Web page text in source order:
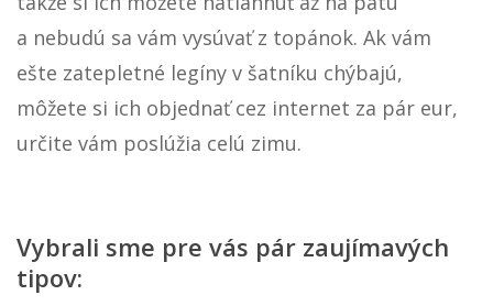
takže si ich môžete natiahnuť až na pätu
a nebudú sa vám vysúvať z topánok. Ak vám
ešte zatepletné legíny v šatníku chýbajú,
môžete si ich objednať cez internet za pár eur,
určite vám poslúžia celú zimu.
Vybrali sme pre vás pár zaujímavých
tipov: